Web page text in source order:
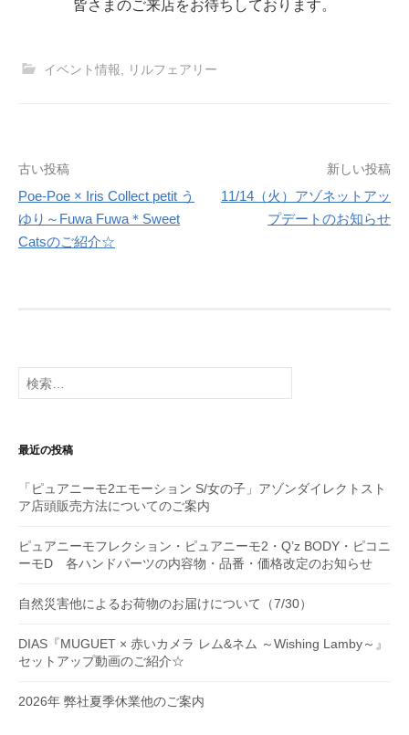
皆さまのご来店をお待ちしております。
イベント情報 リルフェアリー
投
稿
ナ
シ
ョ
ン
古い投稿
Poe-Poe × Iris Collect petit う
ゆり～Fuwa Fuwa＊Sweet
Catsのご紹介☆
新しい投稿
11/14（火）アゾネットアッ
プデートのお知らせ
検
索:
最近の投稿
「ピュアニーモ2エモーション S/女の子」アゾンダイレクトスト
ア店頭販売方法についてのご案内
ピュアニーモフレクション・ピュアニーモ2・Q’z BODY・ピコニ
ーモD 各ハンドパーツの内容物・品番・価格改定のお知らせ
自然災害他によるお荷物のお届けについて（7/30）
DIAS『MUGUET × 赤いカメラ レム&ネム ～Wishing Lamby～』
セットアップ動画のご紹介☆
2026年 弊社夏季休業他のご案内